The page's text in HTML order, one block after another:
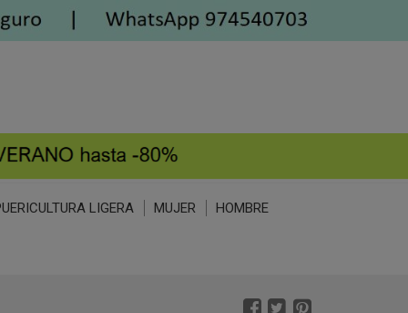
LIGERA MUJER HOMBRE